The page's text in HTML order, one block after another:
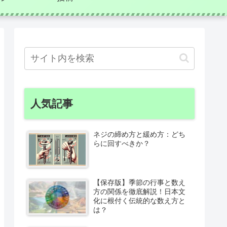
人気記事
ネジの締め方と緩め方：どち
らに回すべきか？
【保存版】季節の行事と数え
方の関係を徹底解説！日本文
化に根付く伝統的な数え方と
は？